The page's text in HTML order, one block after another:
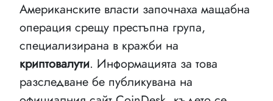
Американските власти започнаха мащабна
операция срещу престъпна група,
специализирана в кражби на
криптовалути. Информацията за това
разследване бе публикувана на